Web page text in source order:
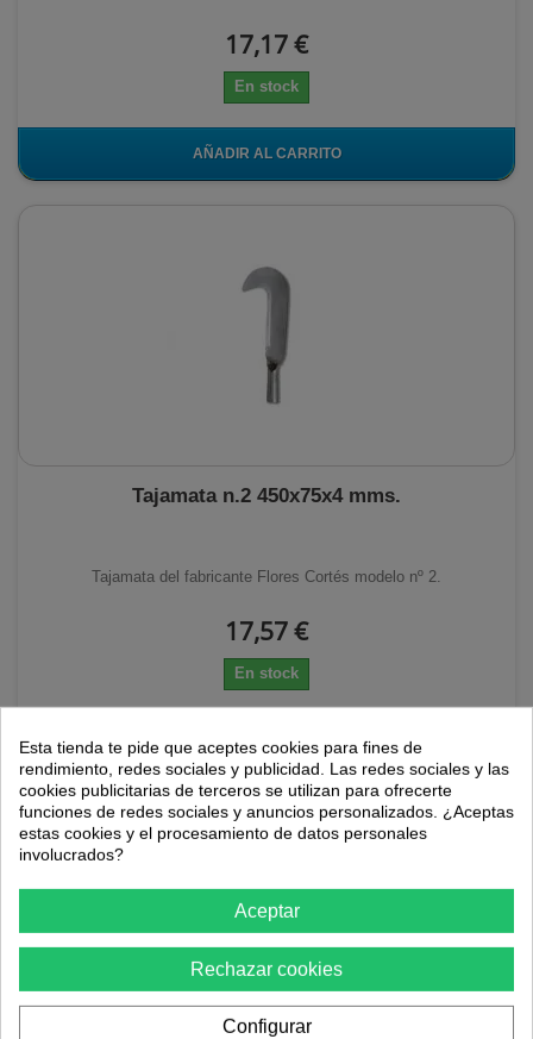
17,17 €
En stock
AÑADIR AL CARRITO
Tajamata n.2 450x75x4 mms.
Tajamata del fabricante Flores Cortés modelo nº 2.
17,57 €
En stock
AÑADIR AL CARRITO
Esta tienda te pide que aceptes cookies para fines de
rendimiento, redes sociales y publicidad. Las redes sociales y las
cookies publicitarias de terceros se utilizan para ofrecerte
funciones de redes sociales y anuncios personalizados. ¿Aceptas
estas cookies y el procesamiento de datos personales
involucrados?
Aceptar
Rechazar cookies
Configurar